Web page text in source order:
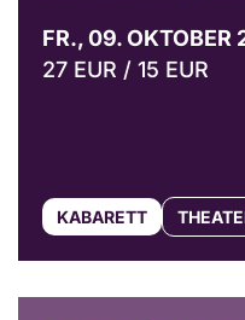
FR., 09. OKTOBER
27 EUR / 15 EUR
KABARETT